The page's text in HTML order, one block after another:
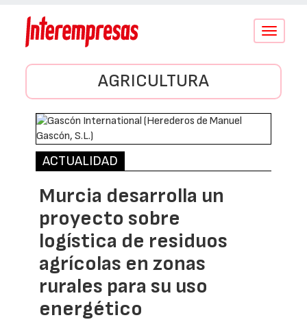
Conmutar
AGRICULTURA
ACTUALIDAD
Murcia desarrolla un
proyecto sobre
logística de residuos
agrícolas en zonas
rurales para su uso
energético